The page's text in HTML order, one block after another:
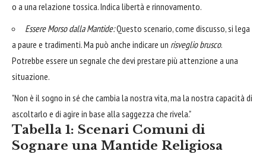
o a una relazione tossica. Indica libertà e rinnovamento.
Essere Morso dalla Mantide:Questo scenario, come discusso, si lega
a paure e tradimenti. Ma può anche indicare un risveglio brusco.
Potrebbe essere un segnale che devi prestare più attenzione a una
situazione.
"Non è il sogno in sé che cambia la nostra vita, ma la nostra capacità di
ascoltarlo e di agire in base alla saggezza che rivela."
Tabella 1: Scenari Comuni di
Sognare una Mantide Religiosa